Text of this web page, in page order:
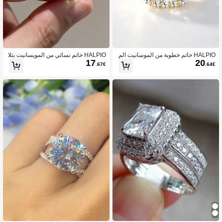
HALPIO خاتم خطوبة من الموسانيت الم
ستدير 8 مم، خاتم اقتراح موسانيت هالو
2 قيراط مع زركونيا مكعبة، هدية مجوهرا
20.64€
HALPIO خاتم نسائي من المويسانيت بثلا
ثة أحجار 8 مم و 6.5 مم، 4.0 قيراط إجمال
ي، خاتم مويسانيت دائري، هدية مجوهرات
17 .67€